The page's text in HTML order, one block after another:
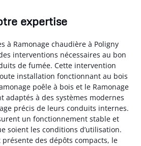
expertise
à Ramonage chaudière à Poligny
interventions nécessaires au bon
de fumée. Cette intervention
installation fonctionnant au bois
poêle à bois et le Ramonage
adaptés à des systèmes modernes
précis de leurs conduits internes.
un fonctionnement stable et
soient les conditions d’utilisation.
des dépôts compacts, le